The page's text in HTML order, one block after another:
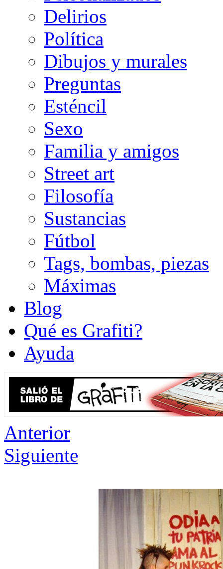
Delirios
Política
Dibujos y murales
Preguntas
Esténcil
Sexo
Familia y amigos
Street art
Filosofía
Sustancias
Fútbol
Tags, bombas, piezas
Máximas
Blog
Qué es Grafiti?
Ayuda
Anterior
Siguiente